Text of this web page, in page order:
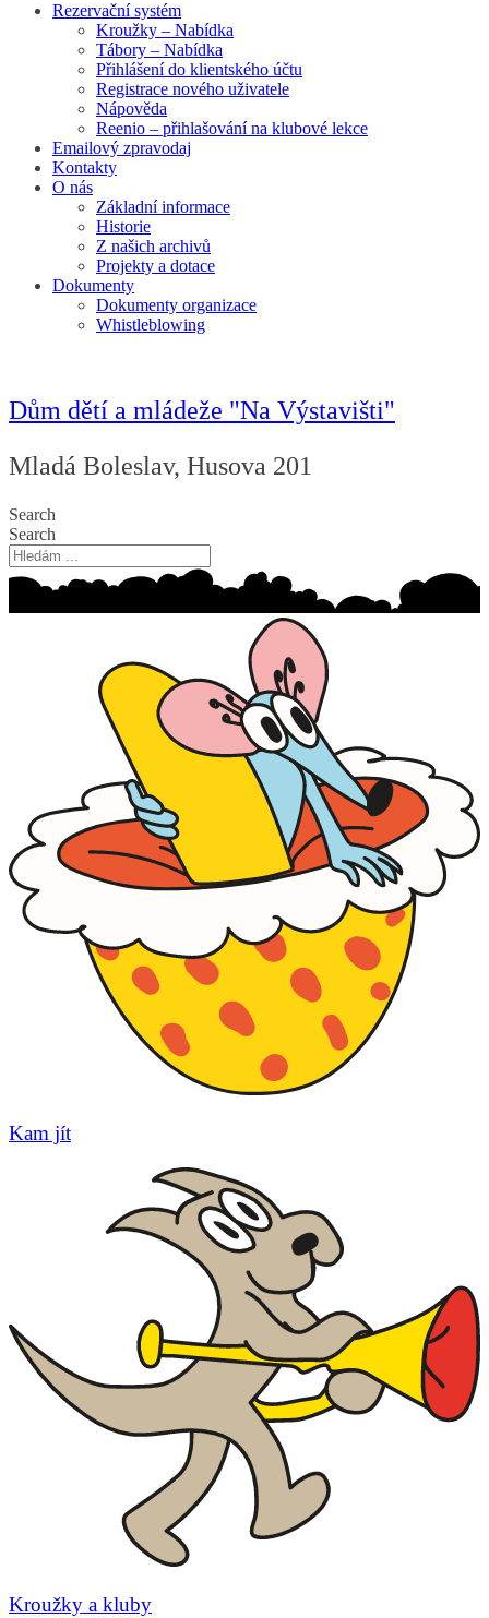
Rezervační systém
Kroužky – Nabídka
Tábory – Nabídka
Přihlášení do klientského účtu
Registrace nového uživatele
Nápověda
Reenio – přihlašování na klubové lekce
Emailový zpravodaj
Kontakty
O nás
Základní informace
Historie
Z našich archivů
Projekty a dotace
Dokumenty
Dokumenty organizace
Whistleblowing
Dům dětí a mládeže "Na Výstavišti"
Mladá Boleslav, Husova 201
Search
Search
Kam jít
Kroužky a kluby